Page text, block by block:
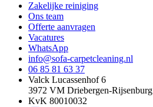
Zakelijke reiniging
Ons team
Offerte aanvragen
Vacatures
WhatsApp
info@sofa-carpetcleaning.nl
06 85 81 63 37
Valck Lucassenhof 6
3972 VM Driebergen-Rijsenburg
KvK 80010032